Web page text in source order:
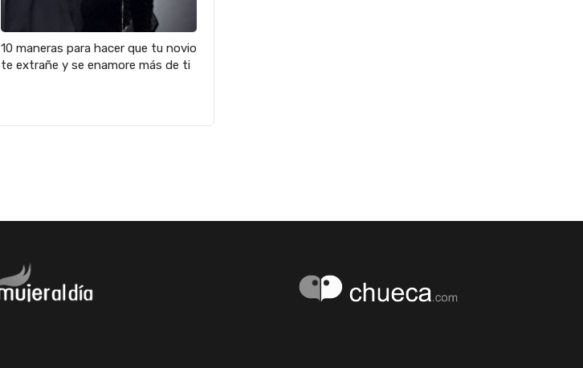
10 maneras para hacer que tu novio
te extrañe y se enamore más de ti